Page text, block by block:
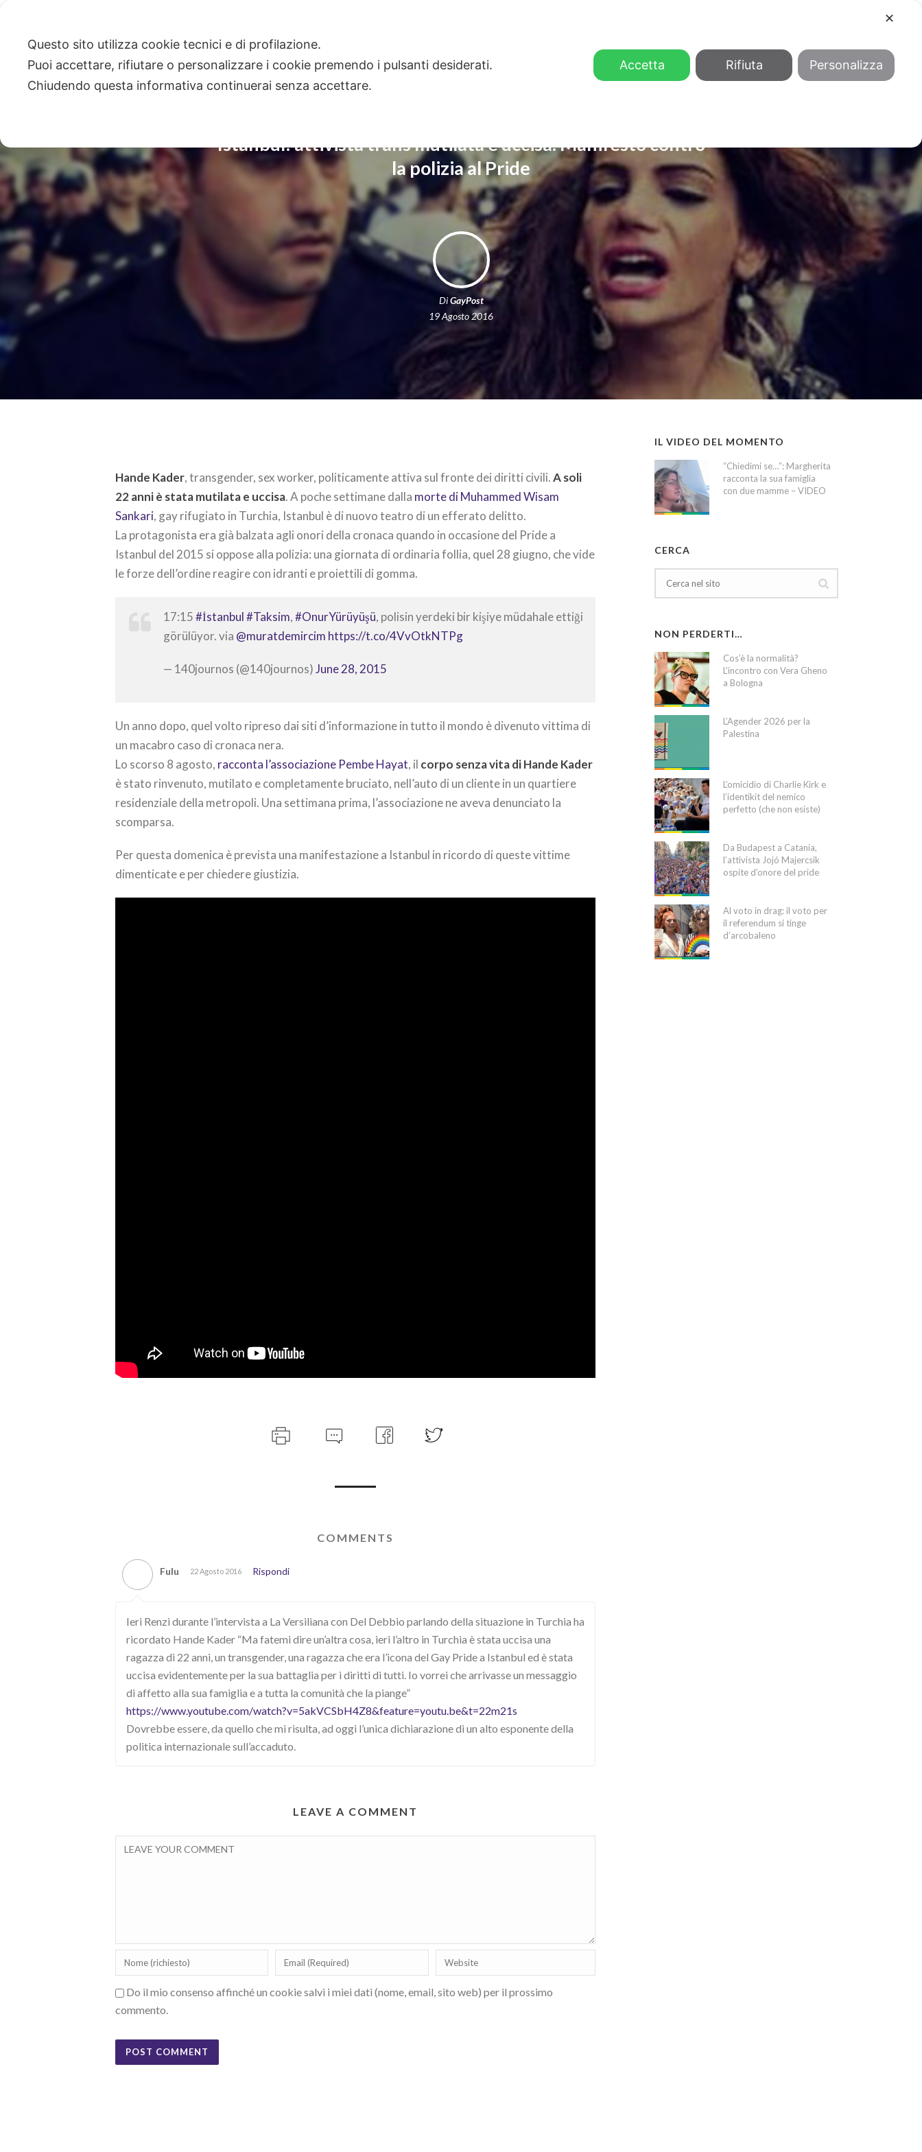
Istanbul: attivista trans mutilata e uccisa. Manifestò contro
la polizia al Pride
DiGayPost
19 Agosto 2016
Hande Kader, transgender, sex worker, politicamente attiva sul fronte dei diritti civili.A soli
22 anni è stata mutilata e uccisa. A poche settimane dalla morte di Muhammed Wisam
Sankari, gay rifugiato in Turchia, Istanbul è di nuovo teatro di un efferato delitto.
La protagonista era già balzata agli onori della cronaca quando in occasione del Pride a
Istanbul del 2015 si oppose alla polizia: una giornata di ordinaria follia, quel 28 giugno, che vide
le forze dell’ordine reagire con idranti e proiettili di gomma.
17:15#İstanbul#Taksim,#OnurYürüyüşü, polisin yerdeki bir kişiye müdahale ettiği
görülüyor. via @muratdemircim https://t.co/4VvOtkNTPg
— 140journos (@140journos)June 28, 2015
Un anno dopo, quel volto ripreso dai siti d’informazione in tutto il mondo è divenuto vittima di
un macabro caso di cronaca nera.
Lo scorso 8 agosto, racconta l’associazione Pembe Hayat, il corpo senza vita di Hande Kader
è stato rinvenuto, mutilato e completamente bruciato, nell’auto di un cliente in un quartiere
residenziale della metropoli. Una settimana prima, l’associazione ne aveva denunciato la
scomparsa.
Per questa domenica è prevista una manifestazione a Istanbul in ricordo di queste vittime
dimenticate e per chiedere giustizia.
COMMENTS
Fulu 22 Agosto 2016 Rispondi
Ieri Renzi durante l’intervista a La Versiliana con Del Debbio parlando della situazione in Turchia ha
ricordato Hande Kader “Ma fatemi dire un’altra cosa, ieri l’altro in Turchia è stata uccisa una
ragazza di 22 anni, un transgender, una ragazza che era l’icona del Gay Pride a Istanbul ed è stata
uccisa evidentemente per la sua battaglia per i diritti di tutti. Io vorrei che arrivasse un messaggio
di affetto alla sua famiglia e a tutta la comunità che la piange”
https://www.youtube.com/watch?v=5akVCSbH4Z8&feature=youtu.be&t=22m21s
Dovrebbe essere, da quello che mi risulta, ad oggi l’unica dichiarazione di un alto esponente della
politica internazionale sull’accaduto.
LEAVE A COMMENT
Do il mio consenso affinché un cookie salvi i miei dati (nome, email, sito web) per il prossimo
commento.
IL VIDEO DEL MOMENTO
“Chiedimi se…”: Margherita
racconta la sua famiglia
con due mamme – VIDEO
CERCA
NON PERDERTI…
Cos’è la normalità?
L’incontro con Vera Gheno
a Bologna
L’Agender 2026 per la
Palestina
L’omicidio di Charlie Kirk e
l’identikit del nemico
perfetto (che non esiste)
Da Budapest a Catania,
l’attivista Jojó Majercsik
ospite d’onore del pride
Al voto in drag: il voto per
il referendum si tinge
d’arcobaleno
✕
Questo sito utilizza cookie tecnici e di profilazione.
Puoi accettare, rifiutare o personalizzare i cookie premendo i pulsanti desiderati.
Chiudendo questa informativa continuerai senza accettare.
Accetta Rifiuta Personalizza